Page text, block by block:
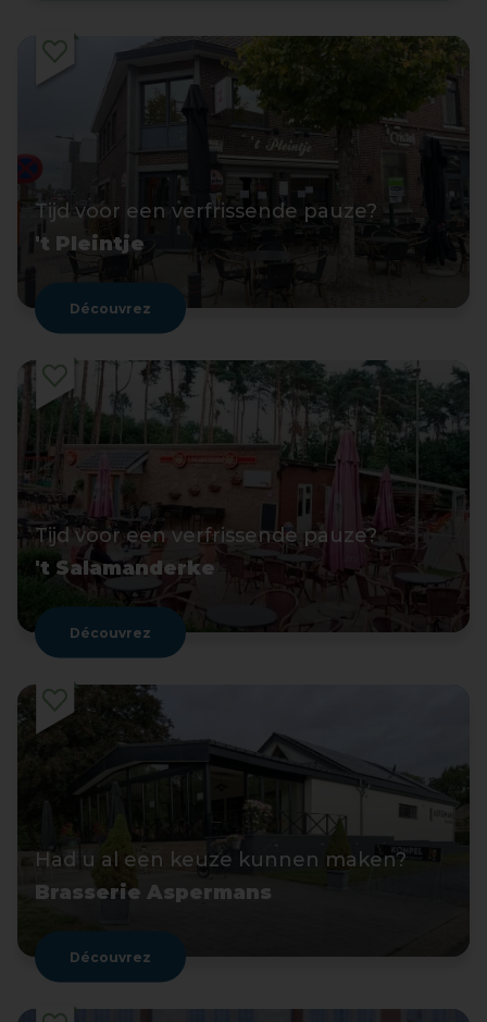
Tijd voor een verfrissende pauze?
't Pleintje
Découvrez
Tijd voor een verfrissende pauze?
't Salamanderke
Découvrez
Had u al een keuze kunnen maken?
Brasserie Aspermans
Découvrez